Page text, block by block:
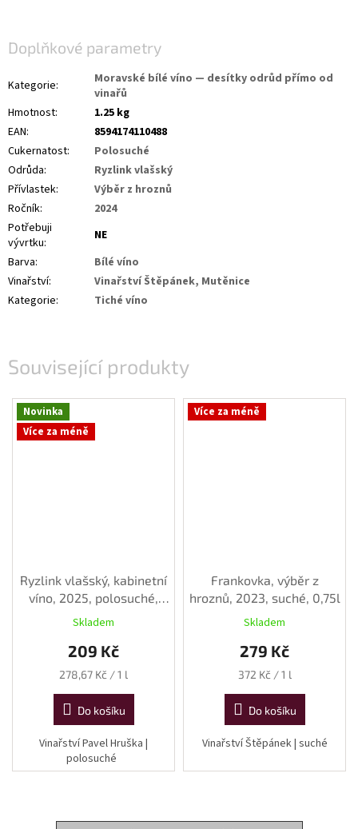
Související produkty
Novinka
Více za méně
Ryzlink vlašský, kabinetní
víno, 2025, polosuché,
0,75 l
Skladem
209 Kč
Měrná
278,67 Kč / 1 l
Do košíku
Vinařství Pavel Hruška |
polosuché
Více za méně
Frankovka, výběr z
hroznů, 2023, suché, 0,75l
Skladem
279 Kč
Měrná
372 Kč / 1 l
Do košíku
Vinařství Štěpánek | suché
Doplňkové parametry
Kategorie:
Moravské bílé víno — desítky odrůd přímo od
vinařů
Hmotnost:
1.25 kg
EAN:
8594174110488
Cukernatost:
Polosuché
Odrůda:
Ryzlink vlašský
Přívlastek:
Výběr z hroznů
Ročník:
2024
Potřebuji
vývrtku:
NE
Barva:
Bílé víno
Vinařství:
Vinařství Štěpánek, Mutěnice
Kategorie: Tiché víno